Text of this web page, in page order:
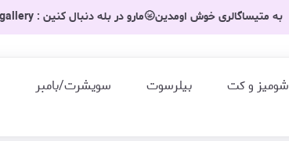
به متیساگالری خوش اومدین🌝مارو در بله دنبال کنین : ble.ir/metisagallery
شومیز و کت بیلرسوت سویشرت/بامبر